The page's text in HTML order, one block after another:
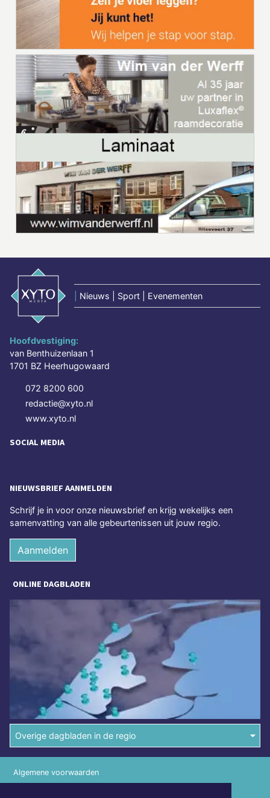
Nieuws | Sport | Evenementen
Hoofdvestiging:
van Benthuizenlaan 1
1701 BZ Heerhugowaard
072 8200 600
redactie@xyto.nl
www.xyto.nl
SOCIAL MEDIA
NIEUWSBRIEF AANMELDEN
Schrijf je in voor onze nieuwsbrief en krijg wekelijks een
samenvatting van alle gebeurtenissen uit jouw regio.
Aanmelden
ONLINE DAGBLADEN
Overige dagbladen in de regio
Algemene voorwaarden